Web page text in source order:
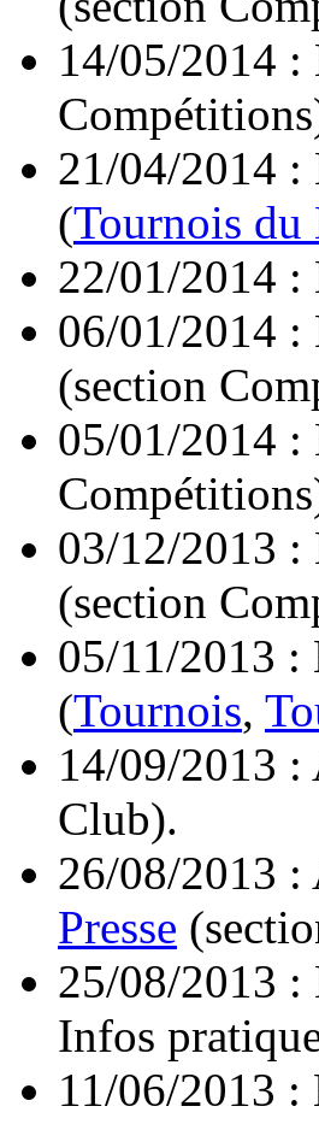
14/05/2014
21/04/2014 :
(Tournois du
22/01/2014 :
06/01/2014 :
(section
05/01/2014 :
03/12/2013 :
(section
05/11/2013 :
(Tournois,
14/09/2013
Club).
26/08/2013 :
Presse
25/08/2013 :
Infos
11/06/2013 :